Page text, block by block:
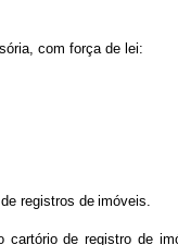
com força de lei:
registros de imóveis.
cartório de registro de